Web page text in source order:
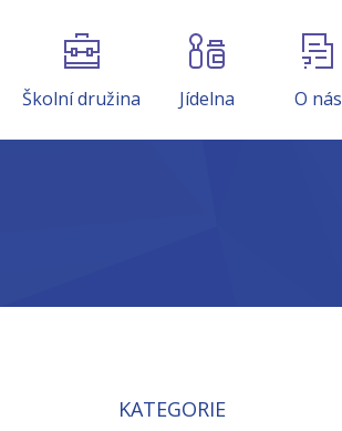
Školní družina Jídelna O nás
KATEGORIE